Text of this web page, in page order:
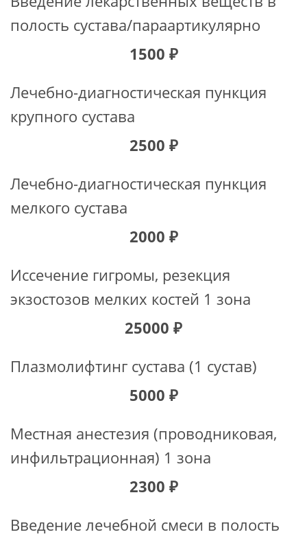
полость сустава/параартикулярно
1500 ₽
Лечебно-диагностическая пункция
крупного сустава
2500 ₽
Лечебно-диагностическая пункция
мелкого сустава
2000 ₽
Иссечение гигромы, резекция
экзостозов мелких костей 1 зона
25000 ₽
Плазмолифтинг сустава (1 сустав)
5000 ₽
Местная анестезия (проводниковая,
инфильтрационная) 1 зона
2300 ₽
Введение лечебной смеси в полость